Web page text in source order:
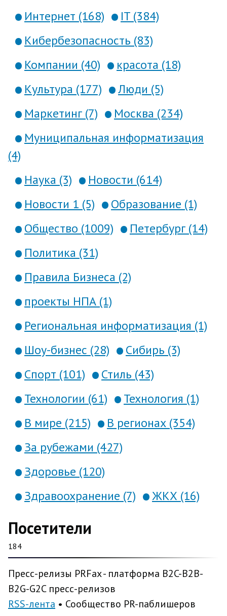
Интернет (168)
IT (384)
Кибербезопасность (83)
Компании (40)
красота (18)
Культура (177)
Люди (5)
Маркетинг (7)
Москва (234)
Муниципальная информатизация
(4)
Наука (3)
Новости (614)
Новости 1 (5)
Образование (1)
Общество (1009)
Петербург (14)
Политика (31)
Правила Бизнеса (2)
проекты НПА (1)
Региональная информатизация (1)
Шоу-бизнес (28)
Сибирь (3)
Спорт (101)
Стиль (43)
Технологии (61)
Технология (1)
В мире (215)
В регионах (354)
За рубежами (427)
Здоровье (120)
Здравоохранение (7)
ЖКХ (16)
Посетители
184
Пресс-релизы PRFax - платформа B2C-B2B-
B2G-G2C пресс-релизов
RSS-лента • Сообщество PR-паблишеров